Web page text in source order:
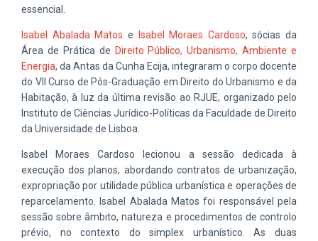
essencial.
Isabel Abalada Matos e Isabel Moraes Cardoso, sócias da
Área de Prática de Direito Público, Urbanismo, Ambiente e
Energia, da Antas da Cunha Ecija, integraram o corpo docente
do VII Curso de Pós-Graduação em Direito do Urbanismo e da
Habitação, à luz da última revisão ao RJUE, organizado pelo
Instituto de Ciências Jurídico-Políticas da Faculdade de Direito
da Universidade de Lisboa.
Isabel Moraes Cardoso lecionou a sessão dedicada à
execução dos planos, abordando contratos de urbanização,
expropriação por utilidade pública urbanística e operações de
reparcelamento. Isabel Abalada Matos foi responsável pela
sessão sobre âmbito, natureza e procedimentos de controlo
prévio, no contexto do simplex urbanístico. As duas